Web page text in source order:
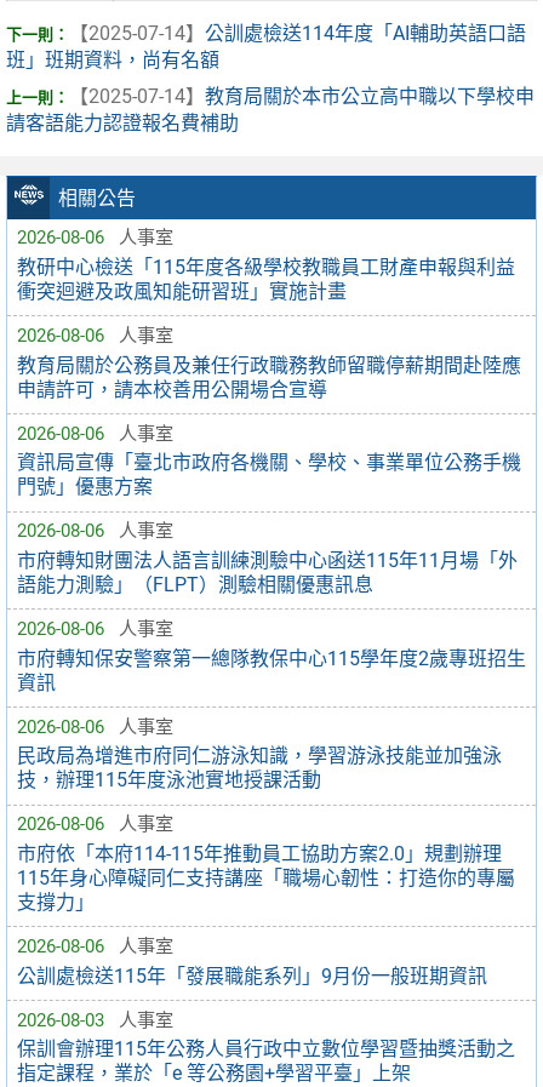
相關公告
2026-08-06 人事室
教研中心檢送「115年度各級學校教職員工財產申報與利益
衝突迴避及政風知能研習班」實施計畫
2026-08-06 人事室
教育局關於公務員及兼任行政職務教師留職停薪期間赴陸應
申請許可，請本校善用公開場合宣導
2026-08-06 人事室
資訊局宣傳「臺北市政府各機關、學校、事業單位公務手機
門號」優惠方案
2026-08-06 人事室
市府轉知財團法人語言訓練測驗中心函送115年11月場「外
語能力測驗」（FLPT）測驗相關優惠訊息
2026-08-06 人事室
市府轉知保安警察第一總隊教保中心115學年度2歲專班招生
資訊
2026-08-06 人事室
民政局為增進市府同仁游泳知識，學習游泳技能並加強泳
技，辦理115年度泳池實地授課活動
2026-08-06 人事室
市府依「本府114-115年推動員工協助方案2.0」規劃辦理
115年身心障礙同仁支持講座「職場心韌性：打造你的專屬
支撐力」
2026-08-06 人事室
公訓處檢送115年「發展職能系列」9月份一般班期資訊
2026-08-03 人事室
保訓會辦理115年公務人員行政中立數位學習暨抽獎活動之
指定課程，業於「e 等公務園+學習平臺」上架
【2025-07-14】 公訓處檢送114年度「AI輔助英語口語
班」班期資料，尚有名額
【2025-07-14】 教育局關於本市公立高中職以下學校申
請客語能力認證報名費補助